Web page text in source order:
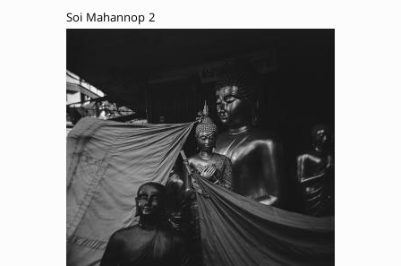
Soi Mahannop 2